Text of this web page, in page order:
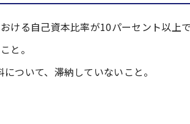
る自己資本比率が10パーセント以上で
と。
ついて、滞納していないこと。